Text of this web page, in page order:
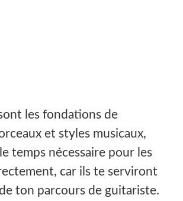
les fondations de
et styles musicaux,
temps nécessaire pour les
car ils te serviront
ton parcours de guitariste.